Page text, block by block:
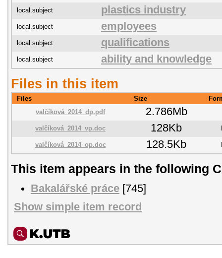
local.subject plastics industry
local.subject employees
local.subject qualifications
local.subject ability and knowledge
Files in this item
Files Size
valčíková_2014_dp.pdf
2.786Mb
valčíková_2014_vp.doc 128Kb
valčíková_2014_op.doc 128.5Kb
This item appears in the following
Bakalářské práce [745]
Show simple item record